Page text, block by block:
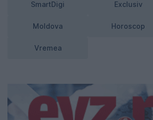
SmartDigi Exclusiv
Moldova Horoscop
Vremea